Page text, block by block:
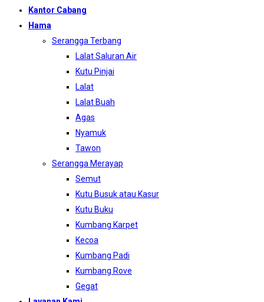
Kantor Cabang
Hama
Serangga Terbang
Lalat Saluran Air
Kutu Pinjai
Lalat
Lalat Buah
Agas
Nyamuk
Tawon
Serangga Merayap
Semut
Kutu Busuk atau Kasur
Kutu Buku
Kumbang Karpet
Kecoa
Kumbang Padi
Kumbang Rove
Gegat